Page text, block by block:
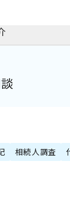
相続人調査